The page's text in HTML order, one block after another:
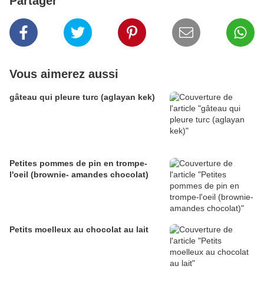
Vous aimerez aussi
gâteau qui pleure turc (aglayan kek)
Petites pommes de pin en trompe-
l'oeil (brownie- amandes chocolat)
Petits moelleux au chocolat au lait